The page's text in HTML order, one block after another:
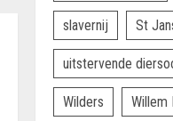
slavernij St
uitstervende
Wilders Willem